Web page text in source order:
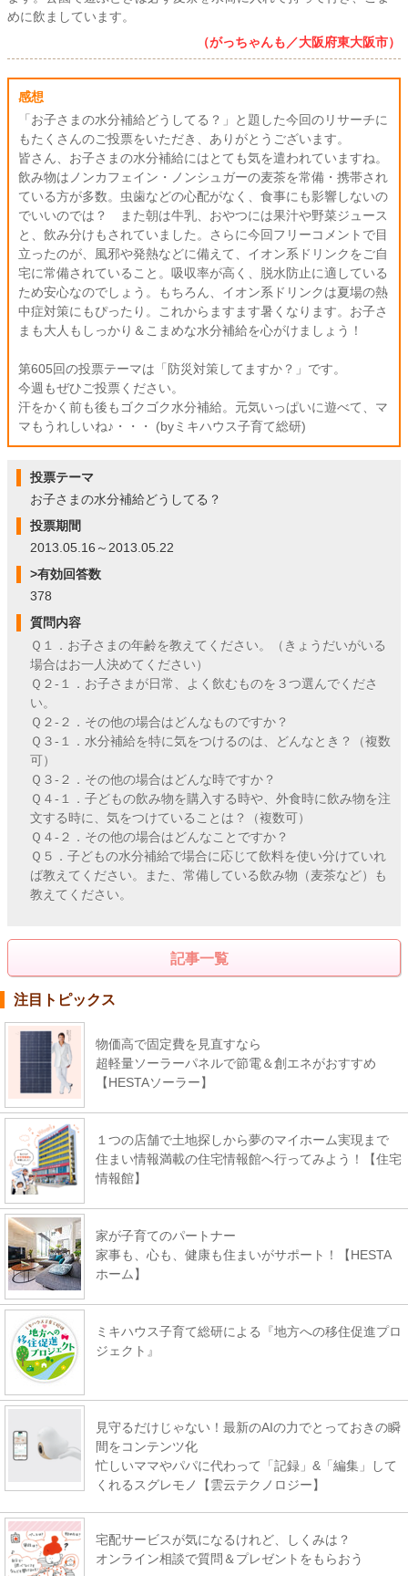
めに飲ましています。
（がっちゃんも／大阪府東大阪市）
感想
「お子さまの水分補給どうしてる？」と題した今回のリサーチに
もたくさんのご投票をいただき、ありがとうございます。
皆さん、お子さまの水分補給にはとても気を遣われていますね。
飲み物はノンカフェイン・ノンシュガーの麦茶を常備・携帯され
ている方が多数。虫歯などの心配がなく、食事にも影響しないの
でいいのでは？ また朝は牛乳、おやつには果汁や野菜ジュース
と、飲み分けもされていました。さらに今回フリーコメントで目
立ったのが、風邪や発熱などに備えて、イオン系ドリンクをご自
宅に常備されていること。吸収率が高く、脱水防止に適している
ため安心なのでしょう。もちろん、イオン系ドリンクは夏場の熱
中症対策にもぴったり。これからますます暑くなります。お子さ
まも大人もしっかり＆こまめな水分補給を心がけましょう！
第605回の投票テーマは「防災対策してますか？」です。
今週もぜひご投票ください。
汗をかく前も後もゴクゴク水分補給。元気いっぱいに遊べて、マ
マもうれしいね♪・・・ (byミキハウス子育て総研)
投票テーマ
お子さまの水分補給どうしてる？
投票期間
2013.05.16～2013.05.22
>有効回答数
378
質問内容
Ｑ１．お子さまの年齢を教えてください。（きょうだいがいる
場合はお一人決めてください）
Ｑ２-１．お子さまが日常、よく飲むものを３つ選んでくださ
い。
Ｑ２-２．その他の場合はどんなものですか？
Ｑ３-１．水分補給を特に気をつけるのは、どんなとき？（複数
可）
Ｑ３-２．その他の場合はどんな時ですか？
Ｑ４-１．子どもの飲み物を購入する時や、外食時に飲み物を注
文する時に、気をつけていることは？（複数可）
Ｑ４-２．その他の場合はどんなことですか？
Ｑ５．子どもの水分補給で場合に応じて飲料を使い分けていれ
ば教えてください。また、常備している飲み物（麦茶など）も
教えてください。
記事一覧
注目トピックス
物価高で固定費を見直すなら
超軽量ソーラーパネルで節電＆創エネがおすすめ
【HESTAソーラー】
１つの店舗で土地探しから夢のマイホーム実現まで
住まい情報満載の住宅情報館へ行ってみよう！【住宅
情報館】
家が子育てのパートナー
家事も、心も、健康も住まいがサポート！【HESTA
ホーム】
ミキハウス子育て総研による『地方への移住促進プロ
ジェクト』
見守るだけじゃない！最新のAIの力でとっておきの瞬
間をコンテンツ化
忙しいママやパパに代わって「記録」&「編集」して
くれるスグレモノ【雲云テクノロジー】
宅配サービスが気になるけれど、しくみは？
オンライン相談で質問＆プレゼントをもらおう